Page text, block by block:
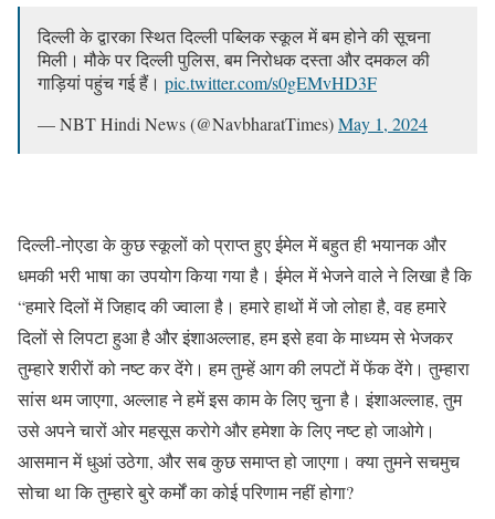
दिल्ली के द्वारका स्थित दिल्ली पब्लिक स्कूल में बम होने की सूचना
मिली। मौके पर दिल्ली पुलिस, बम निरोधक दस्ता और दमकल की
गाड़ियां पहुंच गई हैं। pic.twitter.com/s0gEMvHD3F
— NBT Hindi News (@NavbharatTimes)May 1, 2024
दिल्ली-नोएडा के कुछ स्कूलों को प्राप्त हुए ईमेल में बहुत ही भयानक और
धमकी भरी भाषा का उपयोग किया गया है। ईमेल में भेजने वाले ने लिखा है कि
“हमारे दिलों में जिहाद की ज्वाला है। हमारे हाथों में जो लोहा है, वह हमारे
दिलों से लिपटा हुआ है और इंशाअल्लाह, हम इसे हवा के माध्यम से भेजकर
तुम्हारे शरीरों को नष्ट कर देंगे। हम तुम्हें आग की लपटों में फेंक देंगे। तुम्हारा
सांस थम जाएगा, अल्लाह ने हमें इस काम के लिए चुना है। इंशाअल्लाह, तुम
उसे अपने चारों ओर महसूस करोगे और हमेशा के लिए नष्ट हो जाओगे।
आसमान में धुआं उठेगा, और सब कुछ समाप्त हो जाएगा। क्या तुमने सचमुच
सोचा था कि तुम्हारे बुरे कर्मों का कोई परिणाम नहीं होगा?